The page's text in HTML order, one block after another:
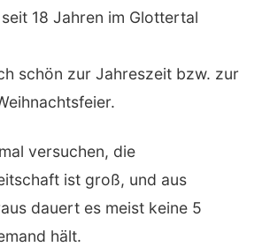
18 Jahren im Glottertal
schön zur Jahreszeit bzw. zur
versuchen, die
ist groß, und aus
dauert es meist keine 5
hält.